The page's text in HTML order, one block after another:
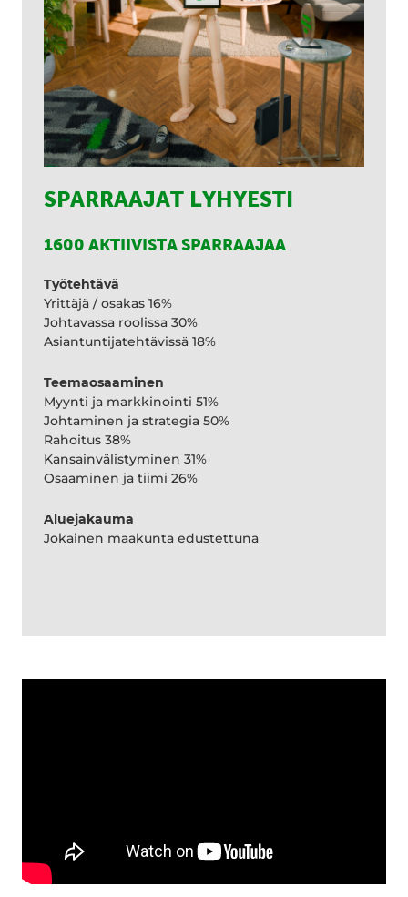
SPARRAAJAT LYHYESTI
1600 AKTIIVISTA SPARRAAJAA
Työtehtävä
Yrittäjä / osakas 16%
Johtavassa roolissa 30%
Asiantuntijatehtävissä 18%
Teemaosaaminen
Myynti ja markkinointi 51%
Johtaminen ja strategia 50%
Rahoitus 38%
Kansainvälistyminen 31%
Osaaminen ja tiimi 26%
Aluejakauma
Jokainen maakunta edustettuna